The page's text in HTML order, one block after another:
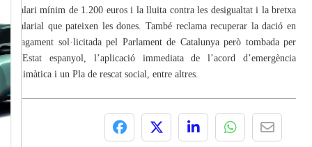
salari mínim de 1.200 euros i la lluita contra les desigualtat i la bretxa
salarial que pateixen les dones. També reclama recuperar la dació en
pagament sol·licitada pel Parlament de Catalunya però tombada per
l’Estat espanyol, l’aplicació immediata de l’acord d’emergència
climàtica i un Pla de rescat social, entre altres.